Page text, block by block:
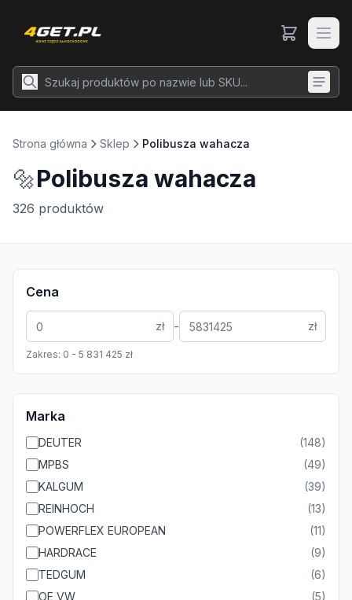
Strona główna Sklep Polibusza wahacza
🔩Polibusza wahacza
326 produktów
Cena
zł - zł
Zakres: 0 - 5 831 425 zł
Marka
DEUTER (148)
MPBS
(49)
KALGUM
(39)
REINHOCH
(13)
POWERFLEX EUROPEAN
(11)
HARDRACE
(9)
TEDGUM
(6)
OE VW
(5)